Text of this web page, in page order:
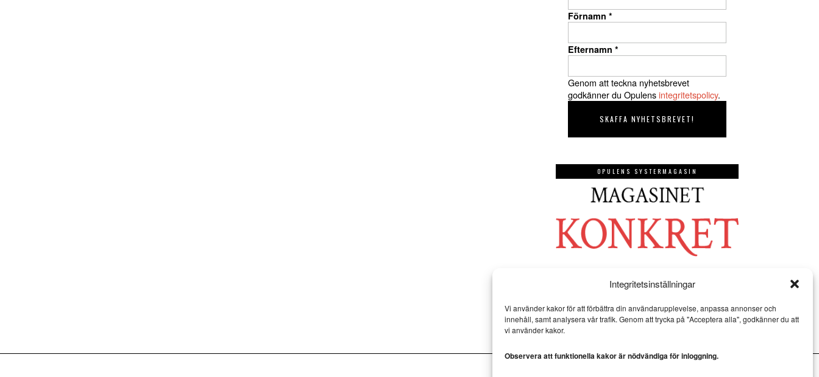
Integritetsinställningar
Vi använder kakor för att förbättra din användarupplevelse, anpassa annonser och
innehåll, samt analysera vår trafik. Genom att trycka på "Acceptera alla", godkänner du att
vi använder kakor.
Observera att funktionella kakor är nödvändiga för inloggning.
Förnamn *
Efternamn *
Genom att teckna nyhetsbrevet
godkänner du Opulensintegritetspolicy.
OPULENS SYSTERMAGASIN